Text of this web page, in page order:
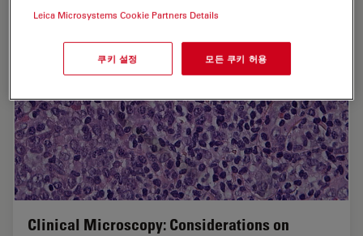
Clinical Microscopy: Considerations on
Leica Microsystems Cookie Partners Details
쿠키 설정 모든 쿠키 허용